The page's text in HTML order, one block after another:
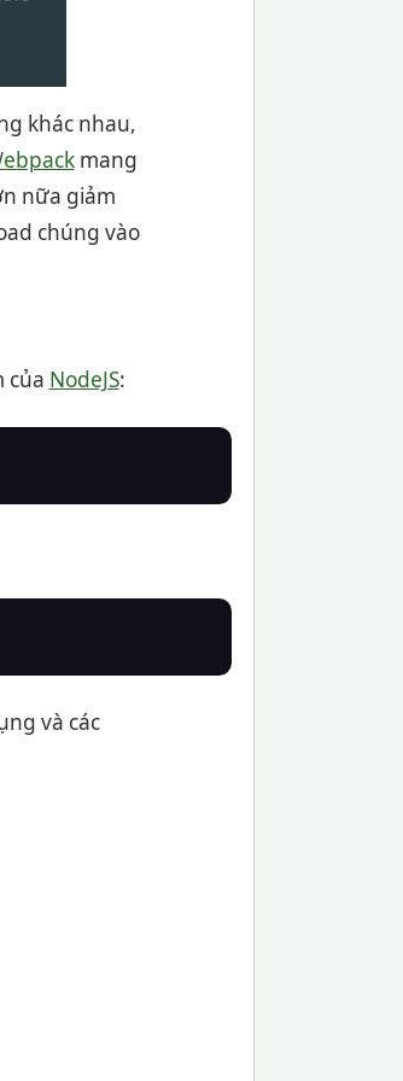
khác nhau,
mang
nữa giảm
chúng vào
của NodeJS:
và các